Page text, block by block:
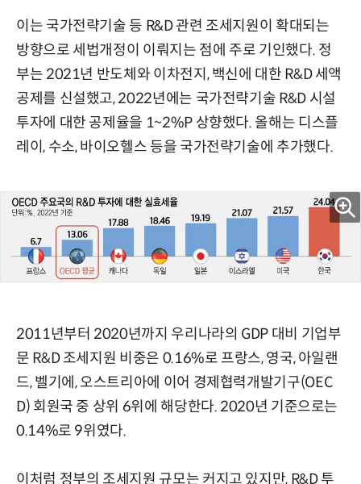
이는 국가전략기술 등 R&D 관련 조세지원이 확대되는
방향으로 세법개정이 이뤄지는 점에 주로 기인했다. 정
부는 2021년 반도체와 이차전지, 백신에 대한 R&D 세액
공제를 신설했고, 2022년에는 국가전략기술 R&D 시설
투자에 대한 공제율을 1~2%P 상향했다. 올해는 디스플
레이, 수소, 바이오헬스 등을 국가전략기술에 추가했다.
2011년부터 2020년까지 우리나라의 GDP 대비 기업부
문 R&D 조세지원 비중은 0.16%로 프랑스, 영국, 아일랜
드, 벨기에, 오스트리아에 이어 경제협력개발기구(OEC
D) 회원국 중 상위 6위에 해당한다. 2020년 기준으로는
0.14%로 9위였다.
이처럼 정부의 조세지원 규모는 커지고 있지만, R&D 투